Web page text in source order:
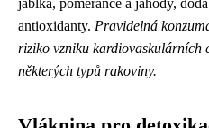
jablka, pomeranče a jahody,
antioxidanty. Pravidelná
riziko vzniku kardiovaskulárních
některých typů rakoviny.